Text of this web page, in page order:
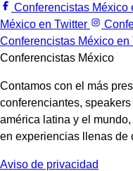
Conferencistas México
México en Twitter
Conferencistas México en
Conferencistas México
Contamos con el más
conferenciantes,
américa latina y el
en experiencias llenas de
Aviso de privacidad